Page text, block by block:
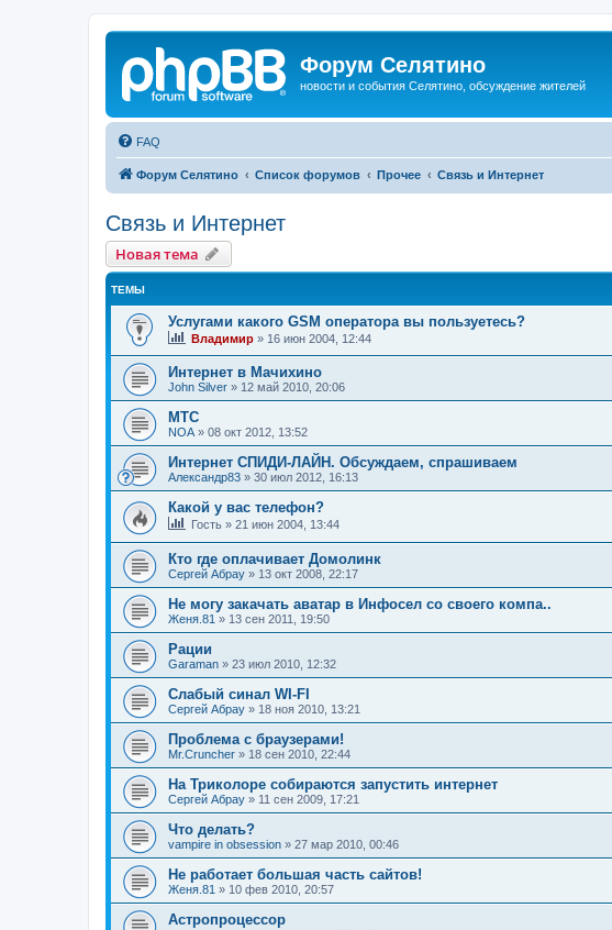
Форум Селятино
новости и события Селятино, обсуждение жителей
FAQ
Форум Селятино Список форумов Прочее Связь и Интернет
Связь и Интернет
Новая тема
ТЕМЫ
Услугами какого GSM оператора вы пользуетесь?
Владимир » 16 июн 2004, 12:44
Интернет в Мачихино
John Silver » 12 май 2010, 20:06
МТС
NOA » 08 окт 2012, 13:52
Интернет СПИДИ-ЛАЙН. Обсуждаем, спрашиваем
Александр83 » 30 июл 2012, 16:13
Какой у вас телефон?
Гость » 21 июн 2004, 13:44
Кто где оплачивает Домолинк
Сергей Абрау » 13 окт 2008, 22:17
Не могу закачать аватар в Инфосел со своего компа..
Женя.81 » 13 сен 2011, 19:50
Рации
Garaman » 23 июл 2010, 12:32
Слабый синал WI-FI
Сергей Абрау » 18 ноя 2010, 13:21
Проблема с браузерами!
Mr.Cruncher » 18 сен 2010, 22:44
На Триколоре собираются запустить интернет
Сергей Абрау » 11 сен 2009, 17:21
Что делать?
vampire in obsession » 27 мар 2010, 00:46
Не работает большая часть сайтов!
Женя.81 » 10 фев 2010, 20:57
Астропроцессор